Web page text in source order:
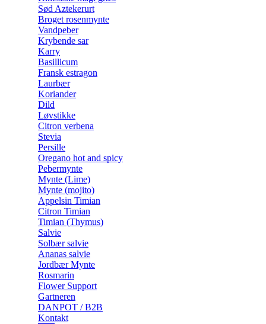
Sød Aztekerurt
Broget rosenmynte
Vandpeber
Krybende sar
Karry
Basillicum
Fransk estragon
Laurbær
Koriander
Dild
Løvstikke
Citron verbena
Stevia
Persille
Oregano hot and spicy
Pebermynte
Mynte (Lime)
Mynte (mojito)
Appelsin Timian
Citron Timian
Timian (Thymus)
Salvie
Solbær salvie
Ananas salvie
Jordbær Mynte
Rosmarin
Flower Support
Gartneren
DANPOT / B2B
Kontakt